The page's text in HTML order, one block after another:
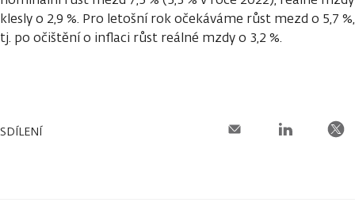
klesly o 2,9 %. Pro letošní rok očekáváme růst mezd o 5,7 %,
tj. po očištění o inflaci růst reálné mzdy o 3,2 %.
SDÍLENÍ